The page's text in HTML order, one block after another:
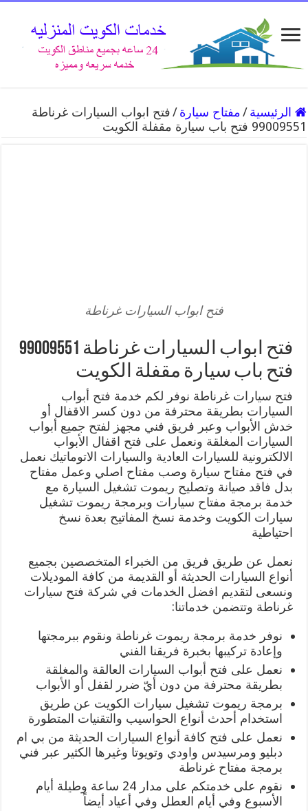
الرئيسية /مفتاح سيارة /فتح ابواب السيارات غرناطة
99009551 فتح باب سيارة مقفلة الكويت
فتح ابواب السيارات غرناطة
فتح ابواب السيارات غرناطة 99009551
فتح باب سيارة مقفلة الكويت
فتح سيارات غرناطة نوفر لكم خدمة فتح أبواب
السيارات بطريقة محترفة من دون كسر الاقفال أو
خدش الأبواب وعبر فريق فني مجهز لفتح جميع أبواب
السيارات المغلقة ونعمل على فتح اقفال الأبواب
الالكترونية للسيارات العادية والسيارات الاتوماتيك نعمل
في فتح مفتاح سيارة وصب مفتاح اصلي وعمل مفتاح
بدل فاقد صيانة وتصليح ريموت تشغيل السيارة مع
خدمة برمجة مفتاح سيارات وبرمجة ريموت تشغيل
سيارات الكويت وخدمة نسخ المفاتيح بعدة نسخ
احتياطية
نعمل عن طريق فريق من الخبراء المتخصصين بجميع
أنواع السيارات الحديثة أو القديمة من كافة الموديلات
ونسعى لتقديم افضل الخدمات في شركة فتح سيارات
غرناطة وتتضمن خدماتنا:
نوفر خدمة برمجة ريموت غرناطة ونقوم ببرمجتها
وإعادة تركيبها بخبرة فريقنا الفني
نعمل على فتح أبواب السيارات العالقة والمغلقة
بطريقة محترفة من دون أيّ ضرر لقفل أو الأبواب
برمجة ريموت تشغيل سيارات الكويت عن طريق
استخدام أحدث أنواع الحواسيب والتقنيات المتطورة
نعمل على فتح كافة أنواع السيارات الحديثة من بي ام
دبليو ومرسيدس واودي وتويوتا وغيرها الكثير عبر فني
برمجة مفتاح غرناطة
نقوم على خدمتكم على مدار 24 ساعة وطيلة أيام
الأسبوع وفي أيام العطل وفي أعياد أيضاً